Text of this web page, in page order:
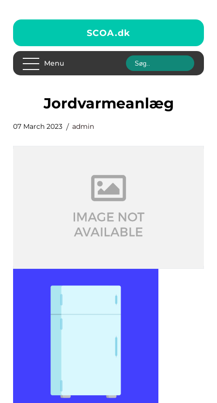
SCOA.dk
Menu
jordvarmeanlæg
07 March 2023 admin